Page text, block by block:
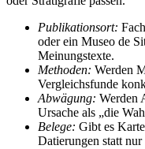
Publikationsort:
oder ein Museo de
Meinungstexte.
Methoden: Werden
Vergleichsfunde
Abwägung: Werden
Ursache als „die
Belege: Gibt es
Datierungen statt